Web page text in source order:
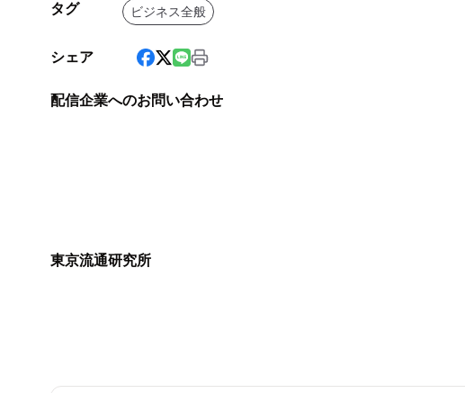
タグ ビジネス全般
シェア
配信企業へのお問い合わせ
東京流通研究所